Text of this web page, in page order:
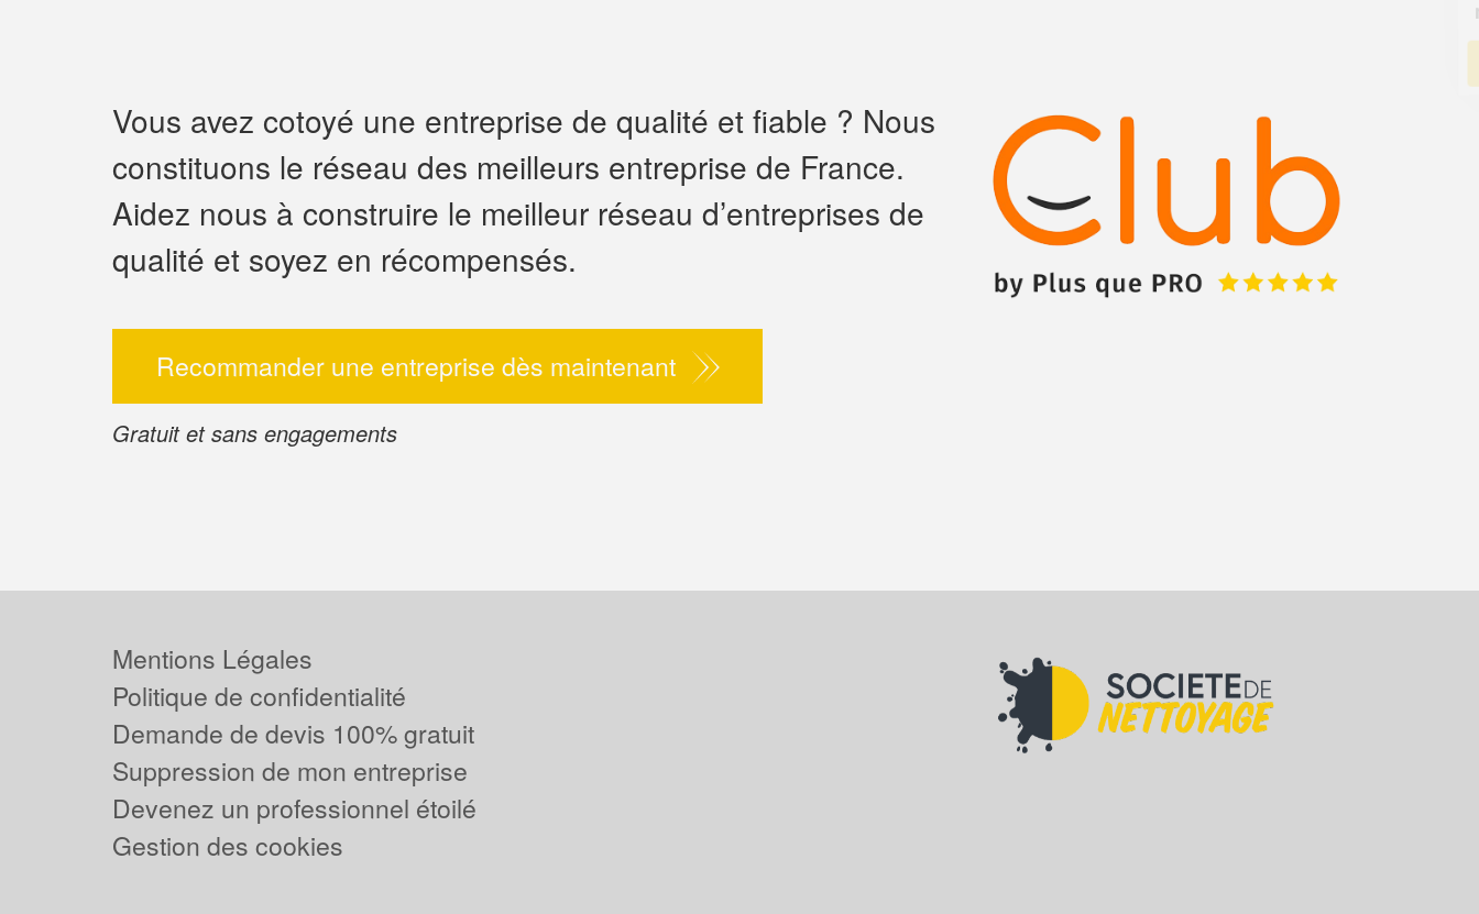
Vous avez cotoyé une entreprise de qualité et fiable ? Nous
constituons le réseau des meilleurs entreprise de France.
Aidez nous à construire le meilleur réseau d’entreprises de
qualité et soyez en récompensés.
Recommander une entreprise dès maintenant
Gratuit et sans engagements
Mentions Légales
Politique de confidentialité
Demande de devis 100% gratuit
Suppression de mon entreprise
Devenez un professionnel étoilé
Gestion des cookies